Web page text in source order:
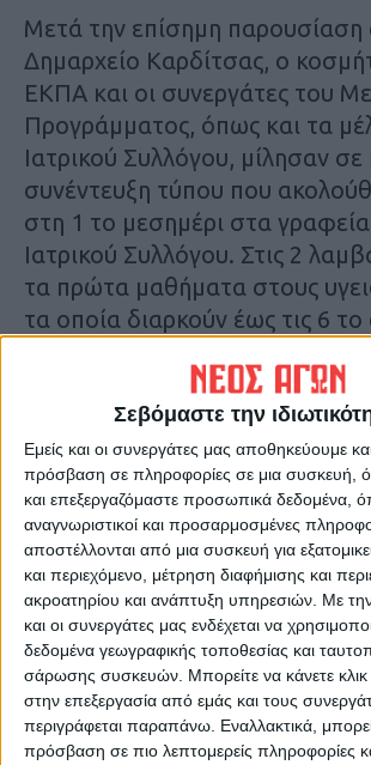
Σεβόμαστε την
Εμείς και οι συνεργάτες μας αποθηκεύουμε
πρόσβαση σε πληροφορίες σε μια συσκευή,
και επεξεργαζόμαστε προσωπικά δεδομένα,
αναγνωριστικοί και προσαρμοσμένες
αποστέλλονται από μια συσκευή για
και περιεχόμενο, μέτρηση διαφήμισης και
ακροατηρίου και ανάπτυξη υπηρεσιών. Με
και οι συνεργάτες μας ενδέχεται να
δεδομένα γεωγραφικής τοποθεσίας και
σάρωσης συσκευών. Μπορείτε να κάνετε κλικ
στην επεξεργασία από εμάς και τους
περιγράφεται παραπάνω. Εναλλακτικά,
πρόσβαση σε πιο λεπτομερείς πληροφορίες
Μετά την επίσημη παρουσίαση
Δημαρχείο Καρδίτσας, ο
ΕΚΠΑ και οι συνεργάτες του
Προγράμματος, όπως και τα
Ιατρικού Συλλόγου, μίλησαν σε
συνέντευξη τύπου που
στη 1 το μεσημέρι στα
Ιατρικού Συλλόγου. Στις 2
τα πρώτα μαθήματα στους
τα οποία διαρκούν έως τις 6
επιστήμονες του
συνεχιστούν τα μαθήματα
υγειονομικούς πάλι στο χώρο
Συλλόγου, από τις 2 έως τις 6
Πρόγραμμα
Αναπαραγωγής
Βίντεο